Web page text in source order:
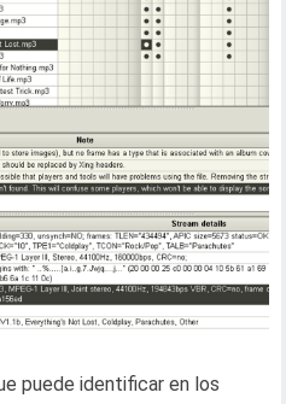
puede identificar en los